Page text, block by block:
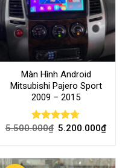
Màn Hình Android
Mitsubishi Pajero Sport
2009 – 2015
Rated4.71
5.500.000₫ 5.200.000₫